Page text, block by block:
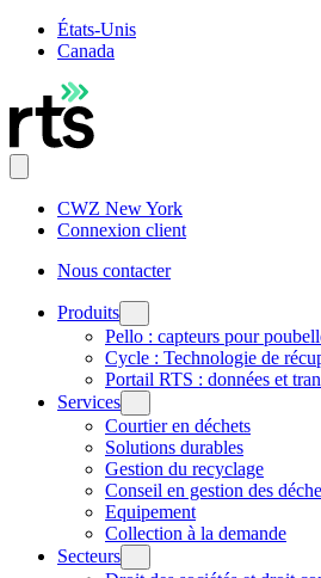
États-Unis
Canada
CWZ New York
Connexion client
Nous contacter
Produits
Pello : capteurs pour
Cycle : Technologie de
Portail RTS : données et
Services
Courtier en déchets
Solutions durables
Gestion du recyclage
Conseil en gestion des
Equipement
Collection à la demande
Secteurs